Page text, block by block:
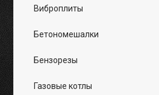
Виброплиты
Бетономешалки
Бензорезы
Газовые котлы